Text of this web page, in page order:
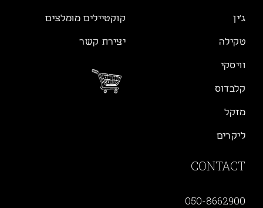
ג׳ין
טקילה
וויסקי
קלבדוס
מזקל
ליקרים
קוקטיילים מומלצים
יצירת קשר
CONTACT
050-8662900